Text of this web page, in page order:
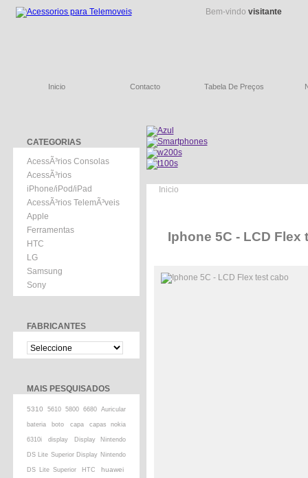
Bem-vindo visitante
Inicio Contacto Tabela De Preços
CATEGORIAS
AcessÃ³rios Consolas
AcessÃ³rios
iPhone/iPod/iPad
AcessÃ³rios TelemÃ³veis
Apple
Ferramentas
HTC
LG
Samsung
Sony
FABRICANTES
MAIS PESQUISADOS
5310 5610 5800 6680 Auricular
bateria boto capa capas nokia
6310i display Display Nintendo
DS Lite Superior Display Nintendo
DS Lite Superior HTC huawei
Inicio
Iphone 5C - LCD Flex